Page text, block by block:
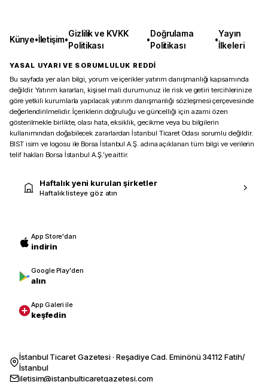
Künye•İletişim•
Gizlilik ve KVKK
Politikası
•
Doğrulama
Politikası
•
Yayın
İlkeleri
YASAL UYARI VE SORUMLULUK REDDİ
Bu sayfada yer alan bilgi, yorum ve içerikler yatırım danışmanlığı kapsamında
değildir. Yatırım kararları, kişisel mali durumunuz ile risk ve getiri tercihlerinize
göre yetkili kurumlarla yapılacak yatırım danışmanlığı sözleşmesi çerçevesinde
değerlendirilmelidir. İçeriklerin doğruluğu ve güncelliği için azami özen
gösterilmekle birlikte, olası hata, eksiklik, gecikme veya bu bilgilerin
kullanımından doğabilecek zararlardan İstanbul Ticaret Odası sorumlu değildir.
BIST isim ve logosu ile Borsa İstanbul A.Ş. adına açıklanan tüm bilgi ve verilerin
telif hakları Borsa İstanbul A.Ş.’ye aittir.
Haftalık yeni kurulan şirketler
Haftalık listeye göz atın
App Store'dan
indirin
Google Play'den
alın
App Galeri ile
keşfedin
İstanbul Ticaret Gazetesi · Reşadiye Cad. Eminönü 34112 Fatih/
İstanbul
iletisim@istanbulticaretgazetesi.com